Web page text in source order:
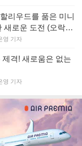
리우드를 품은 미니
도전 (오락성
영 기자
제격! 새로움은 없는
영 기자